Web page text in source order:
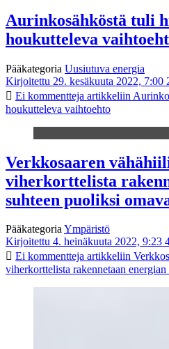
Aurinkosähköstä tuli
houkutteleva
Pääkategoria Uusiutuva energia
Kirjoitettu 29. kesäkuuta 2022, 7:00
Ei kommentteja artikkeliin
houkutteleva vaihtoehto
Verkkosaaren
viherkorttelista
suhteen puoliksi
PääkategoriaYmpäristö
Kirjoitettu 4. heinäkuuta 2022, 9:23
Ei kommentteja artikkeliin
viherkorttelista rakennetaan